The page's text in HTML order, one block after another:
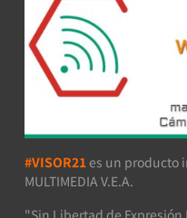
#VISOR21 es un producto
MULTIMEDIA V.E.A.
"Sin Libertad de Expresión